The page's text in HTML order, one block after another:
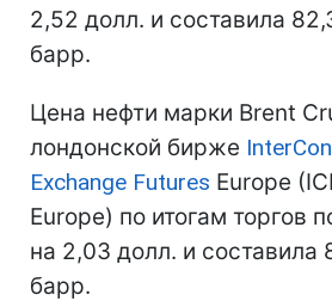
2,52 долл. и составила
барр.
Цена нефти марки Brent
лондонской бирже
Exchange Futures Europe
Europe) по итогам торгов
на 2,03 долл. и составила
барр.